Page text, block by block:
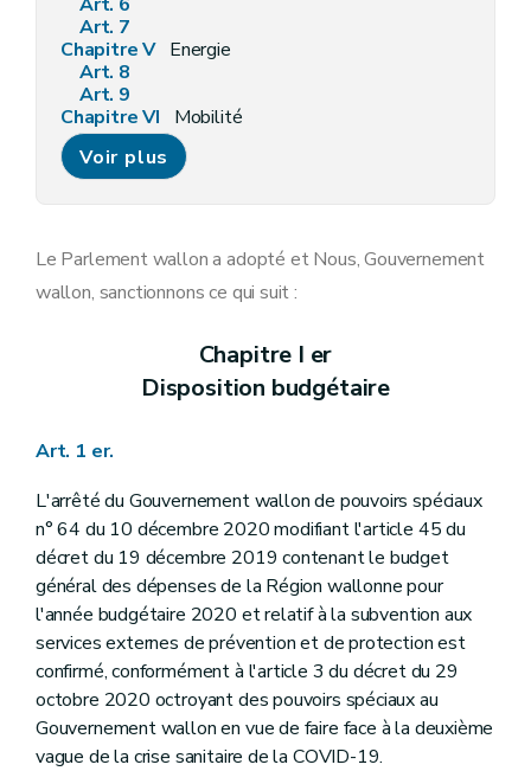
Art. 7
Chapitre V Energie
Art. 8
Art. 9
Chapitre VI
Mobilité
Art. 10
Chapitre VII
Fiscalité
Art. 11
Art. 13
Pouvoirs locaux
Art. 14
Voir plus
Le Parlement wallon a adopté et Nous, Gouvernement
wallon, sanctionnons ce qui suit :
Chapitre I er
Disposition budgétaire
Art. 1 er.
L'arrêté du Gouvernement wallon de pouvoirs spéciaux
n° 64 du 10 décembre 2020 modifiant l'article 45 du
décret du 19 décembre 2019 contenant le budget
général des dépenses de la Région wallonne pour
l'année budgétaire 2020 et relatif à la subvention aux
services externes de prévention et de protection est
confirmé, conformément à l'article 3 du décret du 29
octobre 2020 octroyant des pouvoirs spéciaux au
Gouvernement wallon en vue de faire face à la deuxième
vague de la crise sanitaire de la COVID-19.